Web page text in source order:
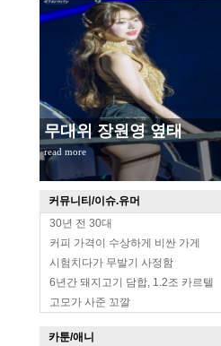
무대위 장원영 옆태
read more
커뮤니티/이슈.유머
30년 전 30대
커피 가격이 수상하게 비싼 가게
시험치다가 무발기 사정함
6년간 돼지고기 담합, 1.2조 카르텔
고모가 사준 꼬깔
카툰/애니